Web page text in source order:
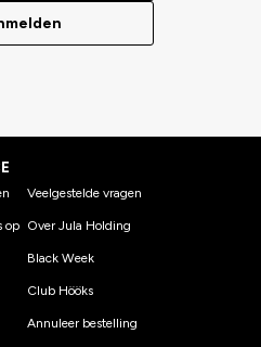
op
Veelgestelde vragen
Over Jula Holding
Black Week
Club Hööks
Annuleer bestelling